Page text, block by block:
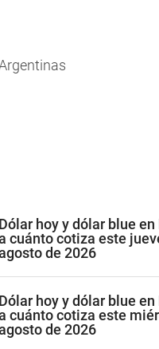
Dólar hoy y dólar blue
cuánto cotiza este
de 2026
Dólar hoy y dólar blue
cuánto cotiza este
de 2026